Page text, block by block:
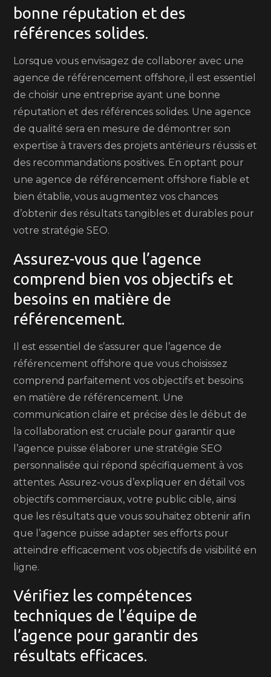
bonne réputation et des
références solides.
Lorsque vous envisagez de collaborer avec une
agence de référencement offshore, il est essentiel
de choisir une entreprise ayant une bonne
réputation et des références solides. Une agence
de qualité sera en mesure de démontrer son
expertise à travers des projets antérieurs réussis et
des recommandations positives. En optant pour
une agence de référencement offshore fiable et
bien établie, vous augmentez vos chances
d’obtenir des résultats tangibles et durables pour
votre stratégie SEO.
Assurez-vous que l’agence
comprend bien vos objectifs et
besoins en matière de
référencement.
Il est essentiel de s’assurer que l’agence de
référencement offshore que vous choisissez
comprend parfaitement vos objectifs et besoins
en matière de référencement. Une
communication claire et précise dès le début de
la collaboration est cruciale pour garantir que
l’agence puisse élaborer une stratégie SEO
personnalisée qui répond spécifiquement à vos
attentes. Assurez-vous d’expliquer en détail vos
objectifs commerciaux, votre public cible, ainsi
que les résultats que vous souhaitez obtenir afin
que l’agence puisse adapter ses efforts pour
atteindre efficacement vos objectifs de visibilité en
ligne.
Vérifiez les compétences
techniques de l’équipe de
l’agence pour garantir des
résultats efficaces.